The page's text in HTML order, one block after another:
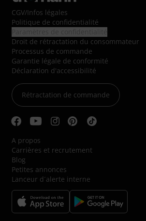
CGV/Infos légales
Politique de confidentialité
Droit de rétractation du consommateur
Processus de commande
Garantie légale de conformité
Déclaration d'accessibilité
Rétractation de commande
A propos
Carrières et recrutement
Blog
Petites annonces
Lanceur d´alerte interne